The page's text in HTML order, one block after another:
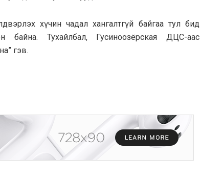
хүчин чадал хангалтгүй байгаа тул бид
байна. Тухайлбал, Гусиноозёрская ДЦС-аас
гэв.